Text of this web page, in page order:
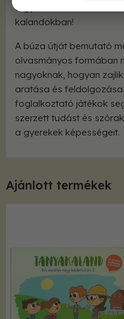
tegyék a szántóföldet.
kalandokban!
A búza útját bemutató
olvasmányos formában
nagyoknak, hogyan
aratása és
foglalkoztató játékok
szerzett tudást és
a gyerekek képességeit.
Ajánlott termékek